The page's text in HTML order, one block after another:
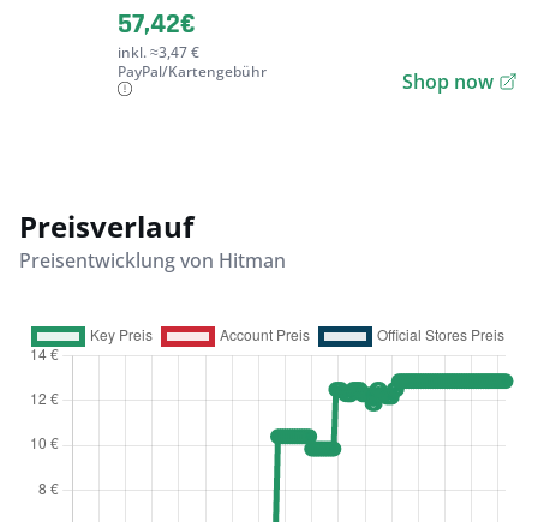
57,42€
inkl. ≈3,47 €
PayPal/Kartengebühr
Shop now
Preisverlauf
Preisentwicklung von Hitman